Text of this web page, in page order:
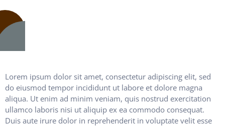
Lorem ipsum dolor sit amet, consectetur adipiscing elit, sed
do eiusmod tempor incididunt ut labore et dolore magna
aliqua. Ut enim ad minim veniam, quis nostrud exercitation
ullamco laboris nisi ut aliquip ex ea commodo consequat.
Duis aute irure dolor in reprehenderit in voluptate velit esse